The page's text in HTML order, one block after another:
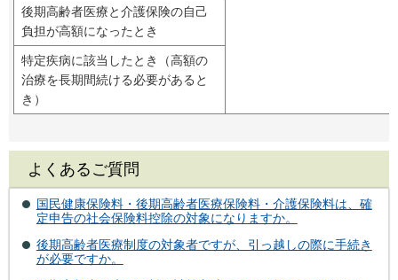
後期高齢者医療と介護保険の自己
負担が高額になったとき
特定疾病に該当したとき（高額の
治療を長期間続ける必要があると
き）
よくあるご質問
国民健康保険料・後期高齢者医療保険料・介護保険料は、確
定申告の社会保険料控除の対象になりますか。
後期高齢者医療制度の対象者ですが、引っ越しの際に手続き
が必要ですか。